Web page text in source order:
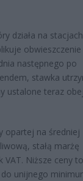
działa na
obwieszczenie
następnego po
stawka
ustalone teraz
opartej na średniej
stałą marżę
Niższe ceny
unijnego